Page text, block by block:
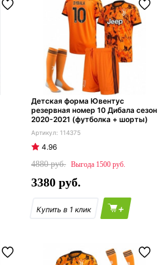
Детская форма Ювентус
резервная номер 10 Дибала сезон
2020-2021 (футболка + шорты)
114375
4.96
4880
1500
3380
+